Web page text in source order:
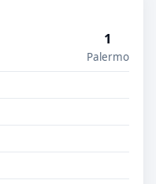
1
Palermo